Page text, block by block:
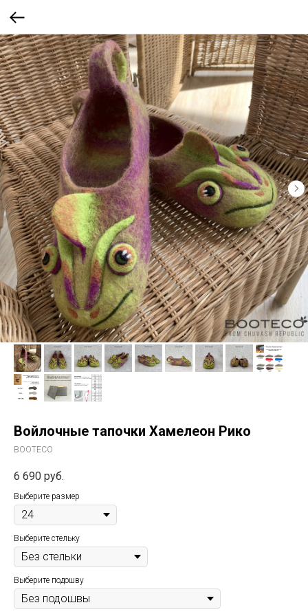
Войлочные тапочки Хамелеон Рико
BOOTECO
6 690 руб.
Выберите размер
Выберите стельку
Выберите подошву